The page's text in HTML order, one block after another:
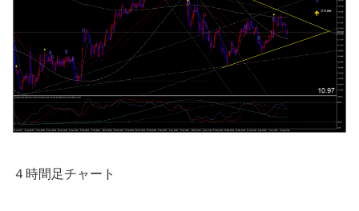
４時間足チャート